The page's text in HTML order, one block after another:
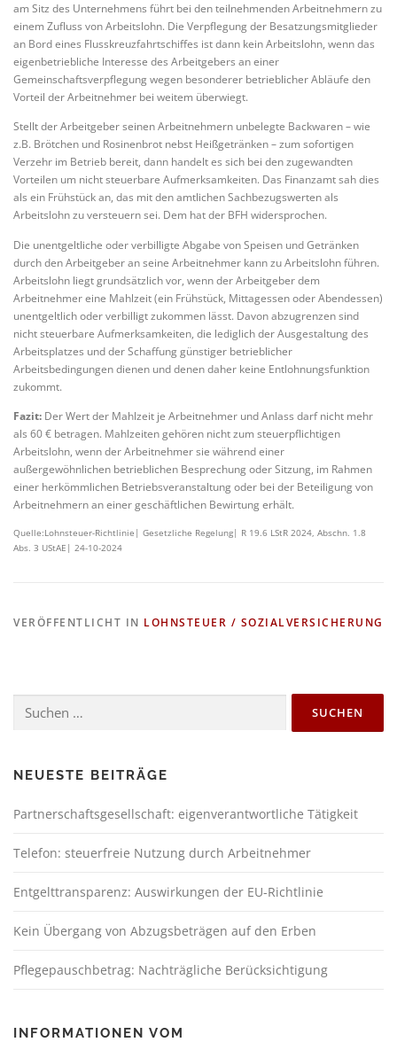
am Sitz des Unternehmens führt bei den teilnehmenden Arbeitnehmern zu
einem Zufluss von Arbeitslohn. Die Verpflegung der Besatzungsmitglieder
an Bord eines Flusskreuzfahrtschiffes ist dann kein Arbeitslohn, wenn das
eigenbetriebliche Interesse des Arbeitgebers an einer
Gemeinschaftsverpflegung wegen besonderer betrieblicher Abläufe den
Vorteil der Arbeitnehmer bei weitem überwiegt.
Stellt der Arbeitgeber seinen Arbeitnehmern unbelegte Backwaren – wie
z.B. Brötchen und Rosinenbrot nebst Heißgetränken – zum sofortigen
Verzehr im Betrieb bereit, dann handelt es sich bei den zugewandten
Vorteilen um nicht steuerbare Aufmerksamkeiten. Das Finanzamt sah dies
als ein Frühstück an, das mit den amtlichen Sachbezugswerten als
Arbeitslohn zu versteuern sei. Dem hat der BFH widersprochen.
Die unentgeltliche oder verbilligte Abgabe von Speisen und Getränken
durch den Arbeitgeber an seine Arbeitnehmer kann zu Arbeitslohn führen.
Arbeitslohn liegt grundsätzlich vor, wenn der Arbeitgeber dem
Arbeitnehmer eine Mahlzeit (ein Frühstück, Mittagessen oder Abendessen)
unentgeltlich oder verbilligt zukommen lässt. Davon abzugrenzen sind
nicht steuerbare Aufmerksamkeiten, die lediglich der Ausgestaltung des
Arbeitsplatzes und der Schaffung günstiger betrieblicher
Arbeitsbedingungen dienen und denen daher keine Entlohnungsfunktion
zukommt.
Fazit: Der Wert der Mahlzeit je Arbeitnehmer und Anlass darf nicht mehr
als 60 € betragen. Mahlzeiten gehören nicht zum steuerpflichtigen
Arbeitslohn, wenn der Arbeitnehmer sie während einer
außergewöhnlichen betrieblichen Besprechung oder Sitzung, im Rahmen
einer herkömmlichen Betriebsveranstaltung oder bei der Beteiligung von
Arbeitnehmern an einer geschäftlichen Bewirtung erhält.
Quelle:Lohnsteuer-Richtlinie| Gesetzliche Regelung| R 19.6 LStR 2024, Abschn. 1.8
Abs. 3 UStAE| 24-10-2024
VERÖFFENTLICHT IN LOHNSTEUER / SOZIALVERSICHERUNG
NEUESTE BEITRÄGE
Partnerschaftsgesellschaft: eigenverantwortliche Tätigkeit
Telefon: steuerfreie Nutzung durch Arbeitnehmer
Entgelttransparenz: Auswirkungen der EU-Richtlinie
Kein Übergang von Abzugsbeträgen auf den Erben
Pflegepauschbetrag: Nachträgliche Berücksichtigung
INFORMATIONEN VOM